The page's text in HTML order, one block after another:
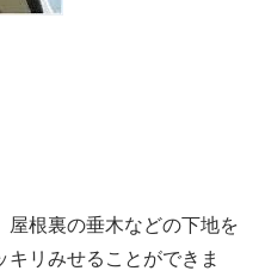
裏の垂木などの下地を
キリみせることができま